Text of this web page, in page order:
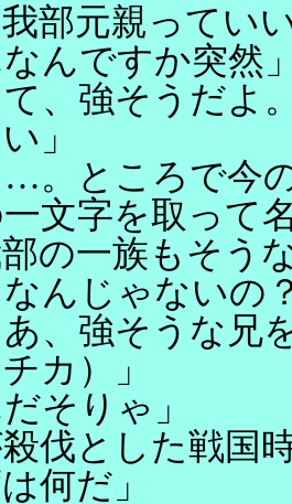
我部元親ってい
なんですか突然
て、強そうだ
」
…。ところで今
文字を取って
の一族もそう
なんじゃないの
あ、強そうな兄
カ）」
そりゃ」
殺伐とした戦
何だ」